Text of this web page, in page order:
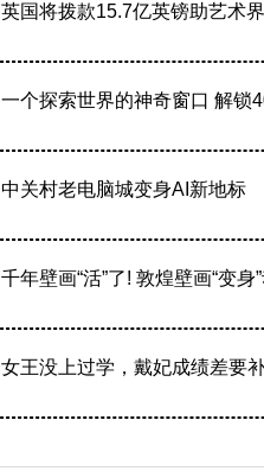
英国将拨款15.7亿英镑助艺术
一个探索世界的神奇窗口 解锁
中关村老电脑城变身AI新地标
千年壁画“活”了! 敦煌壁画“变身
女王没上过学，戴妃成绩差要